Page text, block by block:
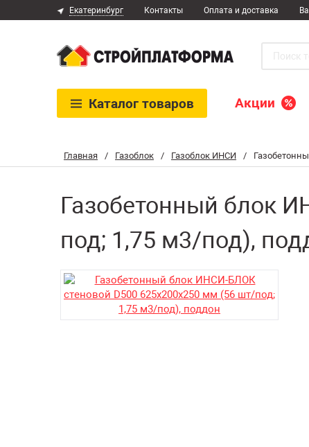
Главная / Газоблок / Газоблок ИНСИ /
Газобетонный блок
под; 1,75 м3/под),
Екатеринбург Контакты Оплата и доставка
Каталог товаров Акции